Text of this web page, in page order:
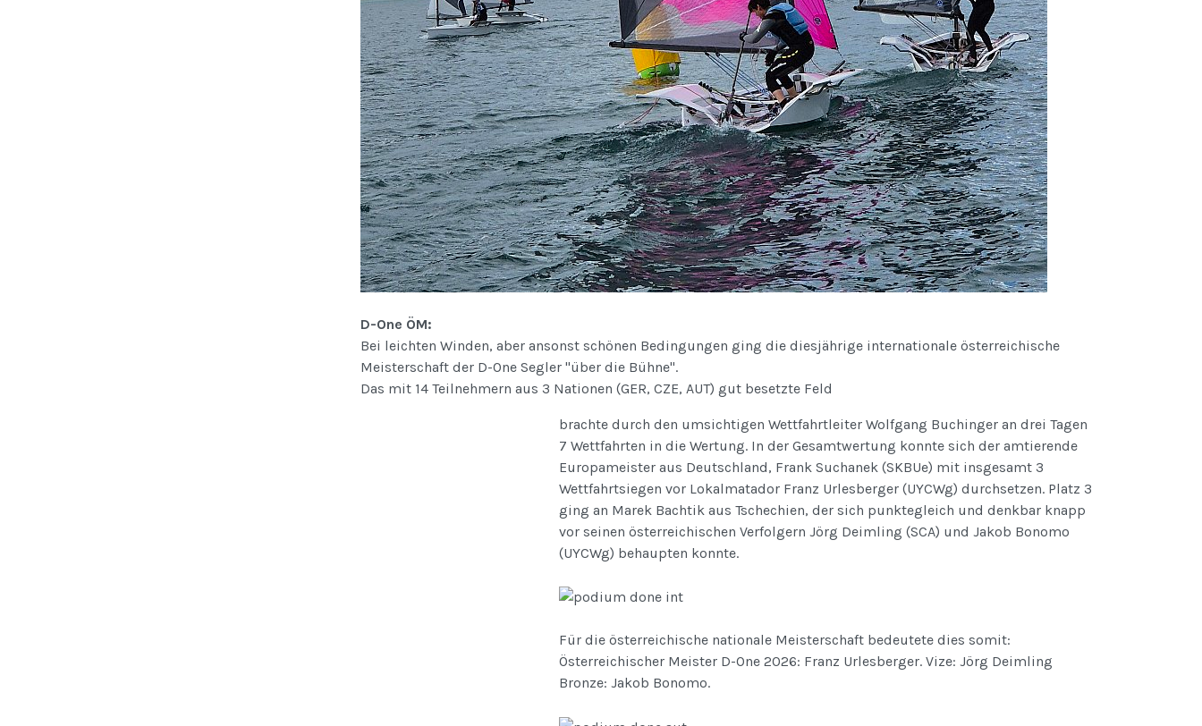
D-One ÖM:
Bei leichten Winden, aber ansonst schönen Bedingungen ging die diesjährige internationale österreichische
Meisterschaft der D-One Segler "über die Bühne".
Das mit 14 Teilnehmern aus 3 Nationen (GER, CZE, AUT) gut besetzte Feld
brachte durch den umsichtigen Wettfahrtleiter Wolfgang Buchinger an drei Tagen
7 Wettfahrten in die Wertung. In der Gesamtwertung konnte sich der amtierende
Europameister aus Deutschland, Frank Suchanek (SKBUe) mit insgesamt 3
Wettfahrtsiegen vor Lokalmatador Franz Urlesberger (UYCWg) durchsetzen. Platz 3
ging an Marek Bachtik aus Tschechien, der sich punktegleich und denkbar knapp
vor seinen österreichischen Verfolgern Jörg Deimling (SCA) und Jakob Bonomo
(UYCWg) behaupten konnte.
Für die österreichische nationale Meisterschaft bedeutete dies somit:
Österreichischer Meister D-One 2026: Franz Urlesberger. Vize: Jörg Deimling
Bronze: Jakob Bonomo.